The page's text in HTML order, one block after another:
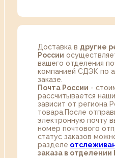
Доставка в другие
России
вашего отделения
компанией СДЭК по
заказе.
Почта России -
рассчитывается
зависит от региона
товара.После
электронную почту
номер почтового
статус заказов
разделе
заказа в отделении